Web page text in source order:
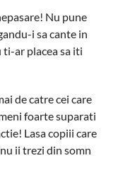
Nu pune
i sa cante in
ar placea sa iti
de catre cei care
foarte suparati
Lasa copiii care
ii trezi din somn